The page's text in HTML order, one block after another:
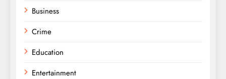
Business
Crime
Education
Entertainment